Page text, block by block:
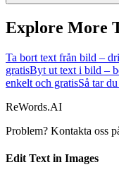
Explore More
Ta bort text från bild –
gratisByt ut text i bild –
enkelt och gratisSå tar
ReWords.AI
Problem? Kontakta oss
Edit Text in Images